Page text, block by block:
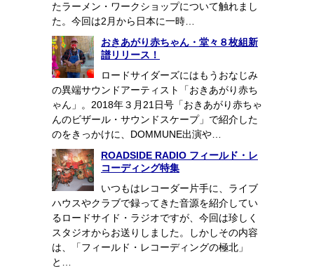
たラーメン・ワークショップについて触れまし
た。今回は2月から日本に一時…
おきあがり赤ちゃん・堂々８枚組新
譜リリース！
ロードサイダーズにはもうおなじみ
の異端サウンドアーティスト「おきあがり赤ち
ゃん」。2018年３月21日号「おきあがり赤ちゃ
んのビザール・サウンドスケープ」で紹介した
のをきっかけに、DOMMUNE出演や…
ROADSIDE RADIO フィールド・レ
コーディング特集
いつもはレコーダー片手に、ライブ
ハウスやクラブで録ってきた音源を紹介してい
るロードサイド・ラジオですが、今回は珍しく
スタジオからお送りしました。しかしその内容
は、「フィールド・レコーディングの極北」
と…